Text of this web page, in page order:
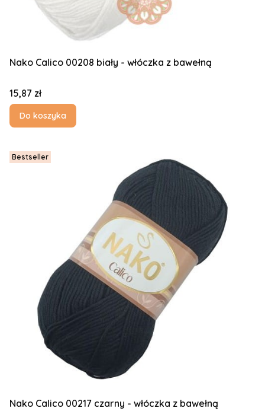
Nako Calico 00208 biały - włóczka z bawełną
Cena
15,87 zł
Do koszyka
Bestseller
Nako Calico 00217 czarny - włóczka z bawełną